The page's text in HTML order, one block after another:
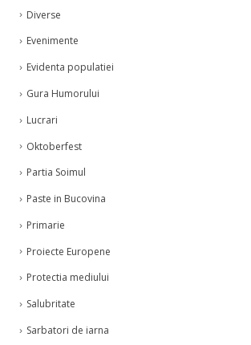
Diverse
Evenimente
Evidenta populatiei
Gura Humorului
Lucrari
Oktoberfest
Partia Soimul
Paste in Bucovina
Primarie
Proiecte Europene
Protectia mediului
Salubritate
Sarbatori de iarna